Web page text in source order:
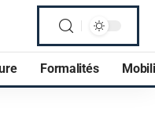
Formalités